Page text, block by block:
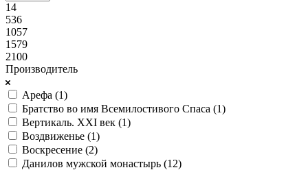
14
536
1057
1579
2100
Производитель
Арефа (1)
Братство во имя Всемилостивого Спаса (1)
Вертикаль. XXI век (1)
Воздвиженье (1)
Воскресение (2)
Данилов мужской монастырь (12)